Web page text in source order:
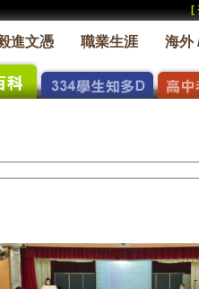
[
進文憑 職業生涯 海外